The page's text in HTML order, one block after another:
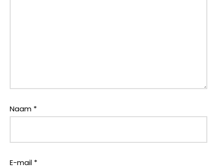
Naam *
E-mail *